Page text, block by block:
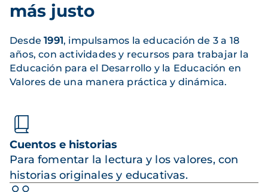
más justo
Desde1991, impulsamos la educación de 3 a 18
años, con actividades y recursos para trabajar la
Educación para el Desarrollo y la Educación en
Valores de una manera práctica y dinámica.
Cuentos e historias
Para fomentar la lectura y los valores, con
historias originales y educativas.